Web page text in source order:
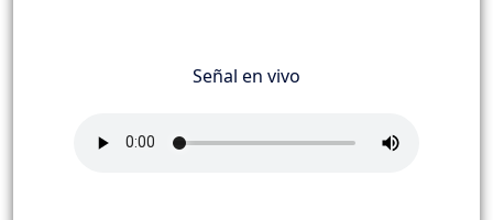
Señal en vivo